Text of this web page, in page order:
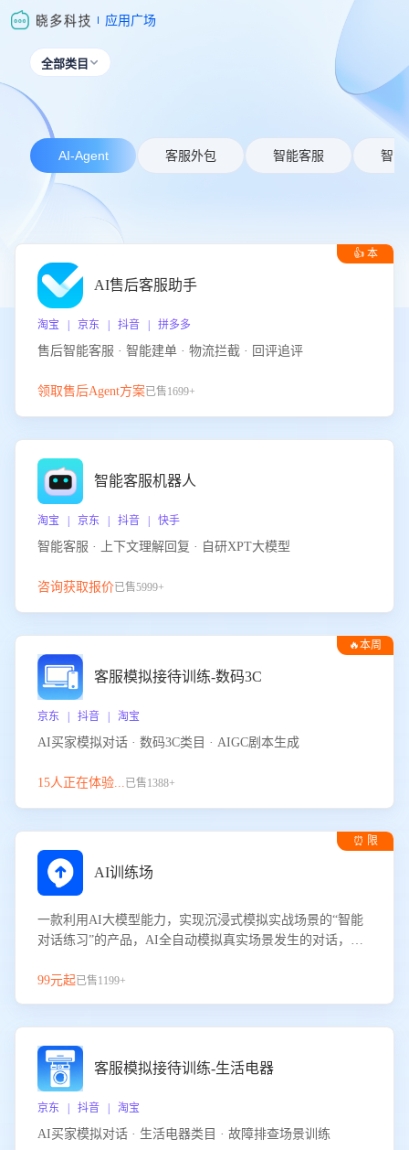
应用广场
全部类目 
AI-Agent 客服外包 智能客服 智能
👍 本
AI售后客服助手
淘宝 | 京东 | 抖音 | 拼多多
售后智能客服 · 智能建单 · 物流拦截 · 回评追评
领取售后Agent方案已售1699+
智能客服机器人
淘宝 | 京东 | 抖音 | 快手
智能客服 · 上下文理解回复 · 自研XPT大模型
咨询获取报价已售5999+
🔥本周
客服模拟接待训练-数码3C
京东 | 抖音 | 淘宝
AI买家模拟对话 · 数码3C类目 · AIGC剧本生成
15人正在体验...已售1388+
⏰ 限
AI训练场
一款利用AI大模型能力，实现沉浸式模拟实战场景的“智能
对话练习”的产品，AI全自动模拟真实场景发生的对话，企
服能力。
99元起已售1199+
客服模拟接待训练-生活电器
京东 | 抖音 | 淘宝
AI买家模拟对话 · 生活电器类目 · 故障排查场景训练